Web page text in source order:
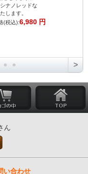
ナノレッドな
します。
(税込):6,980 円
>
ん
い合わせ